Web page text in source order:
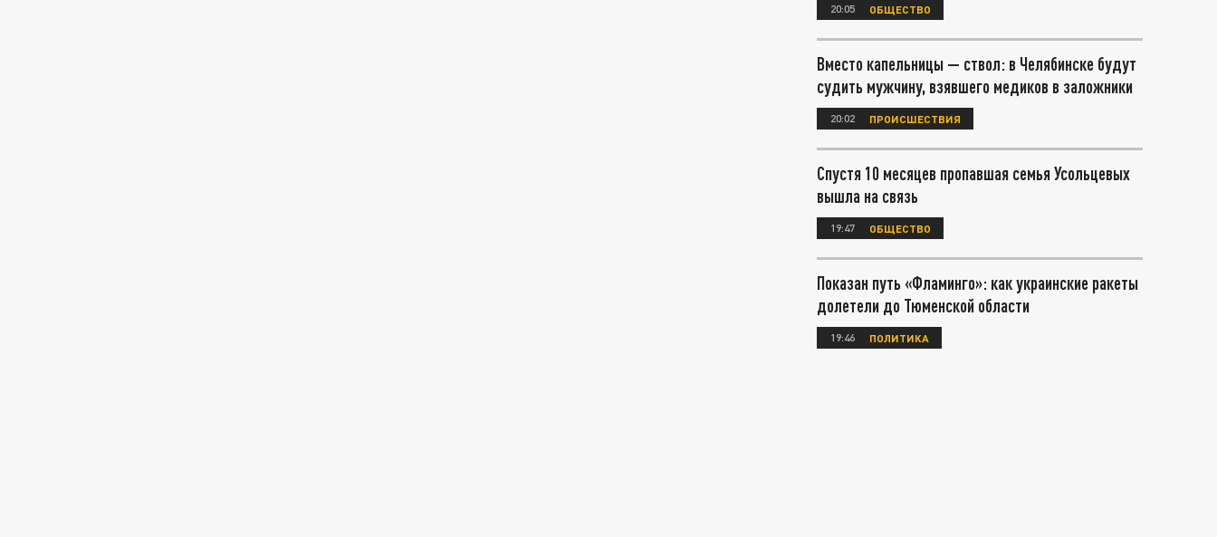
20:05 ОБЩЕСТВО
Вместо капельницы — ствол: в Челябинске будут
судить мужчину, взявшего медиков в заложники
20:02 ПРОИСШЕСТВИЯ
Спустя 10 месяцев пропавшая семья Усольцевых
вышла на связь
19:47 ОБЩЕСТВО
Показан путь «Фламинго»: как украинские ракеты
долетели до Тюменской области
19:46 ПОЛИТИКА